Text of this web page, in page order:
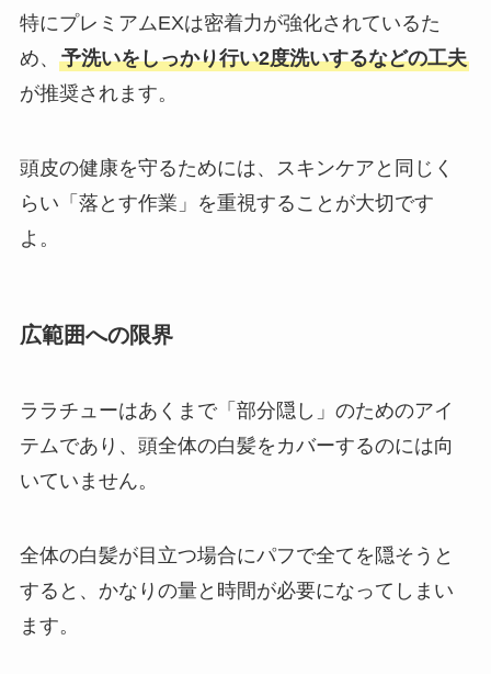
特にプレミアムEXは密着力が強化されているた
め、 予洗いをしっかり行い2度洗いするなどの工夫
が推奨されます。
頭皮の健康を守るためには、スキンケアと同じく
らい「落とす作業」を重視することが大切です
よ。
広範囲への限界
ララチューはあくまで「部分隠し」のためのアイ
テムであり、頭全体の白髪をカバーするのには向
いていません。
全体の白髪が目立つ場合にパフで全てを隠そうと
すると、かなりの量と時間が必要になってしまい
ます。